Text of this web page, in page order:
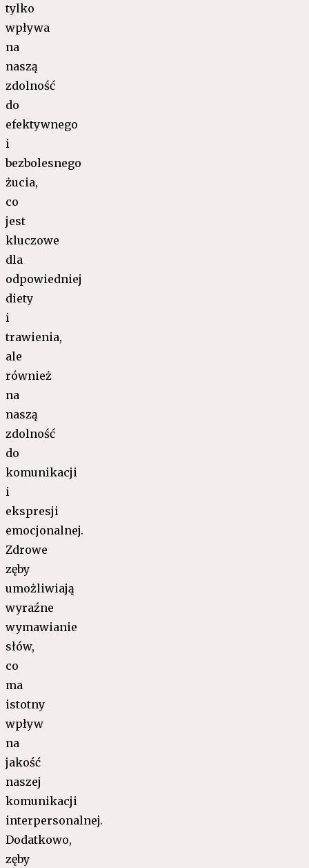
tylko
wpływa
na
naszą
zdolność
do
efektywnego
i
bezbolesnego
żucia,
co
jest
kluczowe
dla
odpowiedniej
diety
i
trawienia,
ale
również
na
naszą
zdolność
do
komunikacji
i
ekspresji
emocjonalnej.
Zdrowe
zęby
umożliwiają
wyraźne
wymawianie
słów,
co
ma
istotny
wpływ
na
jakość
naszej
komunikacji
interpersonalnej.
Dodatkowo,
zęby